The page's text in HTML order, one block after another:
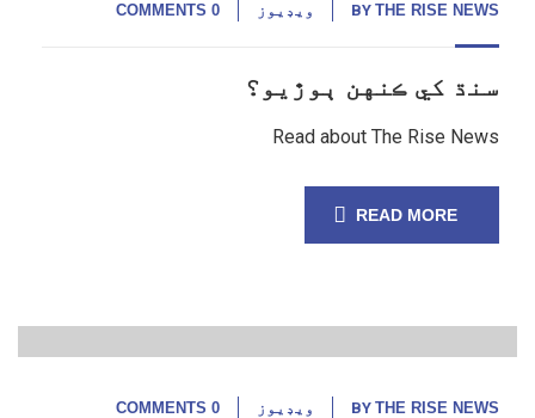
BY THE RISE NEWS ويڊيوز 0 COMMENTS
سنڌ کي ڪنهن ٻوڙيو؟
Read about The Rise News
READ MORE
14
BY THE RISE NEWS ويڊيوز 0 COMMENTS